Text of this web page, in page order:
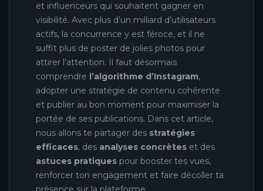
et influenceurs qui souhaitent gagner en
visibilité. Avec plus d’un milliard d’utilisateurs
actifs, la concurrence y est féroce, et il ne
suffit plus de poster de jolies photos pour
attirer l’attention. Il faut désormais
comprendre l’algorithme d’Instagram,
adopter une stratégie de contenu cohérente
et publier au bon moment pour maximiser la
portée de ses publications. Dans cet article,
nous allons te partager des stratégies
efficaces, des analyses concrètes et des
astuces pratiques pour booster tes vues,
renforcer ton engagement et faire décoller ta